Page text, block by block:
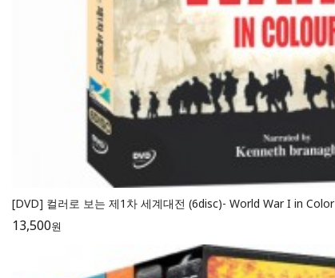
[DVD] 컬러로 보는 제1차 세계대전 (6disc)- World War I in Color
13,500원